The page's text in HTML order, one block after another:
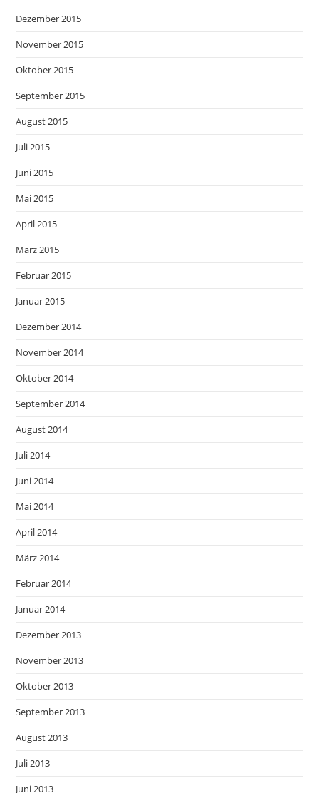
Dezember 2015
November 2015
Oktober 2015
September 2015
August 2015
Juli 2015
Juni 2015
Mai 2015
April 2015
März 2015
Februar 2015
Januar 2015
Dezember 2014
November 2014
Oktober 2014
September 2014
August 2014
Juli 2014
Juni 2014
Mai 2014
April 2014
März 2014
Februar 2014
Januar 2014
Dezember 2013
November 2013
Oktober 2013
September 2013
August 2013
Juli 2013
Juni 2013